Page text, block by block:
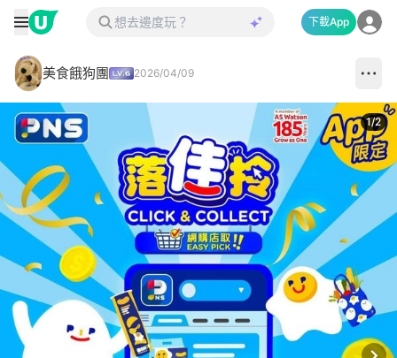
下載App
美食餓狗團 2026/04/09
1/2